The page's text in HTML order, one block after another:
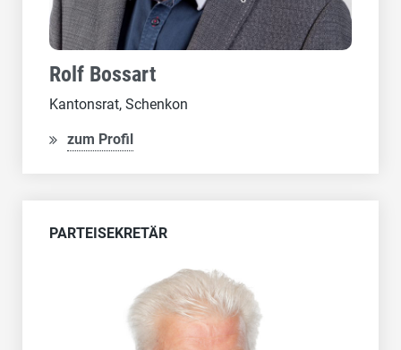
Rolf Bossart
Kantonsrat, Schenkon
zum Profil
PARTEISEKRETÄR